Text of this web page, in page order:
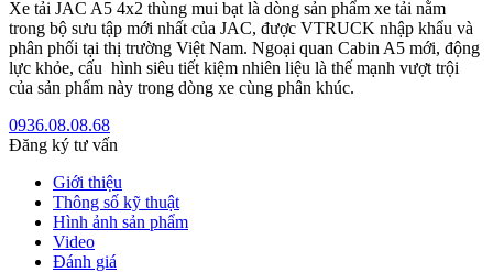
Xe tải JAC A5 4x2 thùng mui bạt là dòng sản phẩm xe tải nằm
trong bộ sưu tập mới nhất của JAC, được VTRUCK nhập khẩu và
phân phối tại thị trường Việt Nam. Ngoại quan Cabin A5 mới, động
lực khỏe, cấu hình siêu tiết kiệm nhiên liệu là thế mạnh vượt trội
của sản phẩm này trong dòng xe cùng phân khúc.
0936.08.08.68
Đăng ký tư vấn
Giới thiệu
Thông số kỹ thuật
Hình ảnh sản phẩm
Video
Đánh giá